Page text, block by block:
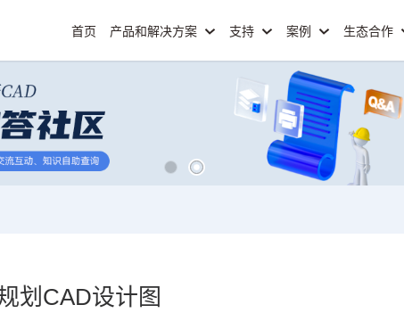
首页 产品和解决方案 支持 案例 生态合作
划CAD设计图